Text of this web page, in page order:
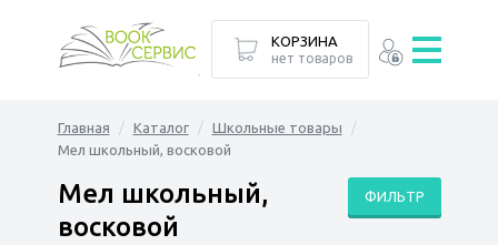
Главная Каталог
Школьные товары
Мел школьный, восковой
ФИЛЬТР
Мел школьный,
восковой
КОРЗИНА
нет товаров